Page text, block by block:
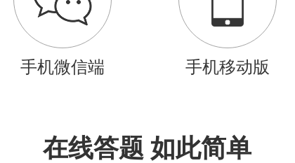
手机微信端 手机移动版
在线答题 如此简单